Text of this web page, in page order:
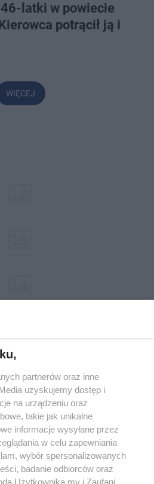
latki w powiecie
potrącił ją i
WIĘCEJ
nie może być powielany i
w jakikolwiek sposób (w
na jakimkolwiek polu
włącznie z umieszczaniem w
praw. Jakiekolwiek użycie lub
lub w części z naruszeniem prawa,
pod groźbą kary i może być
partnerów oraz inne
uzyskujemy dostęp i
na urządzeniu oraz
takie jak unikalne
informacje wysyłane przez
w celu zapewniania
wybór spersonalizowanych
badanie odbiorców oraz
Użytkownika my i Zaufani